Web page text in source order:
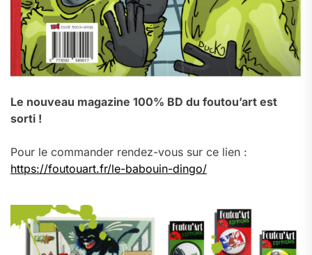
Le nouveau magazine 100% BD du foutou’art est
sorti !
Pour le commander rendez-vous sur ce lien :
https://foutouart.fr/le-babouin-dingo/